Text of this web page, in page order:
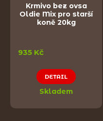
Krmivo bez ovsa
Oldie Mix pro starší
koně 20kg
935 Kč
DETAIL
Skladem